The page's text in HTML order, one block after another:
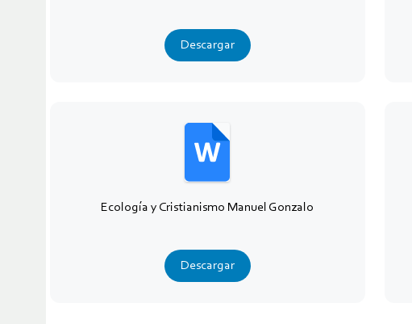
Descargar
Ecología y Cristianismo Manuel Gonzalo
Descargar